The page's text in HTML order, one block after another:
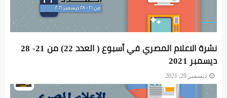
نشرة الاعلام المصري في أسبوع ( العدد 22) من 21- 28
ديسمبر 2021
ديسمبر 29, 2021